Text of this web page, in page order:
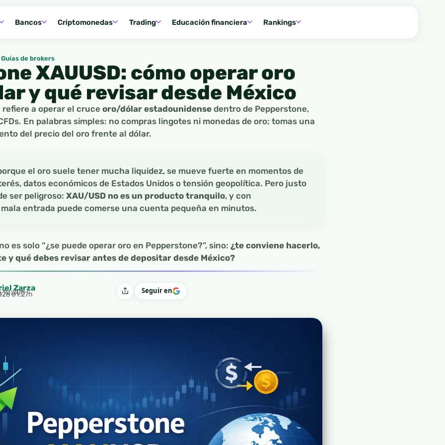
Bancos Criptomonedas Trading Educación financiera Rankings
Guías de brokers
XAUUSD: cómo operar oro
y qué revisar desde México
refiere a operar el cruce oro/dólar estadounidense dentro de Pepperstone,
En palabras simples: no compras lingotes ni monedas de oro; tomas una
del precio del oro frente al dólar.
el oro suele tener mucha liquidez, se mueve fuerte en momentos de
datos económicos de Estados Unidos o tensión geopolítica. Pero justo
ser peligroso: XAU/USD no es un producto tranquilo, y con
entrada puede comerse una cuenta pequeña en minutos.
es solo “¿se puede operar oro en Pepperstone?”, sino: ¿te conviene hacerlo,
y qué debes revisar antes de depositar desde México?
Zarza
10:20h
01:27h CompartirSeguir en